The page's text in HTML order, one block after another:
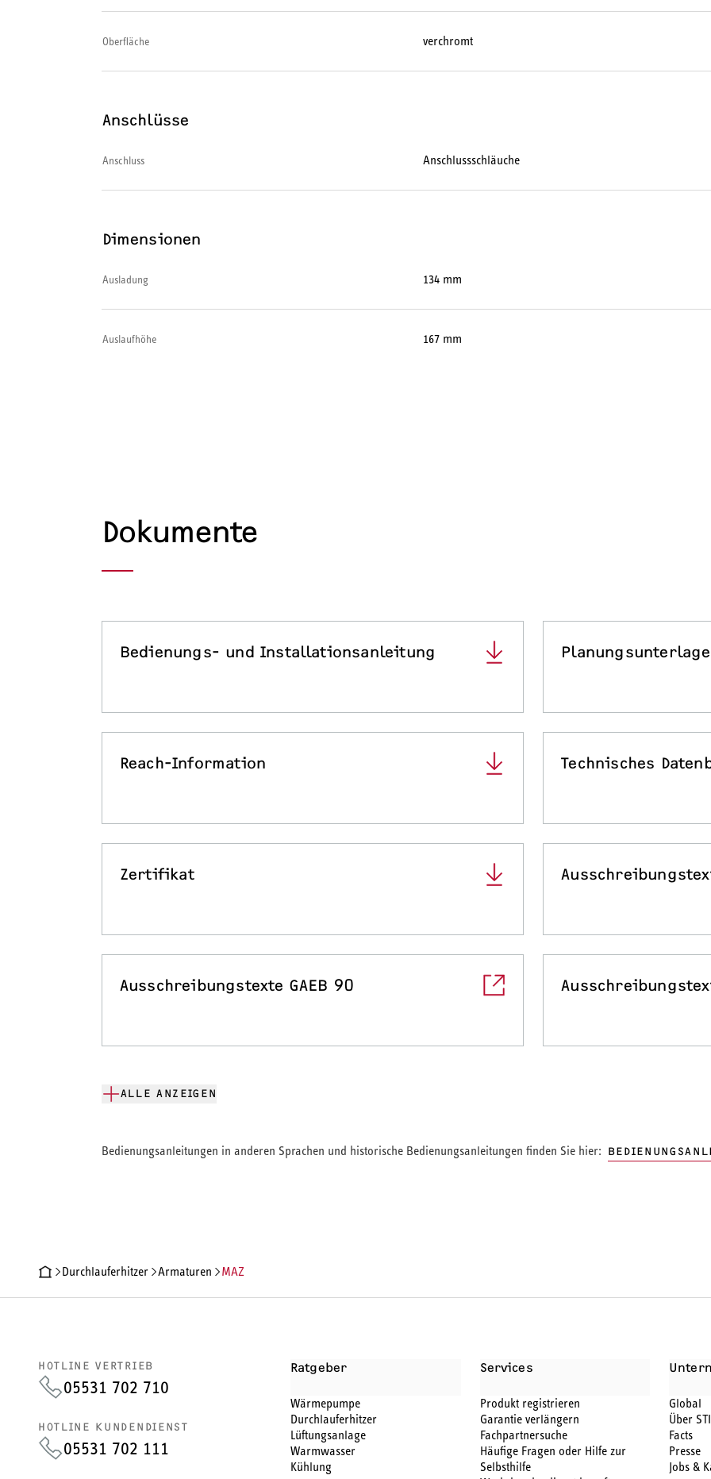
Oberfläche verchromt
Anschlüsse
Anschluss Anschlussschläuche
Dimensionen
Ausladung 134 mm
Auslaufhöhe 167 mm
Dokumente
Bedienungs- und Installationsanleitung
Reach-Information Technisches
Zertifikat
Ausschreibungstexte GAEB 90
ALLE ANZEIGEN
Bedienungsanleitungen in anderen Sprachen und historische Bedienungsanleitungen finden Sie hier:
PRODUKTDETAILSTECHNISCHE DATEN
Durchlauferhitzer Armaturen MAZ
HOTLINE VERTRIEB
05531 702 710
HOTLINE KUNDENDIENST
05531 702 111
Ratgeber
Wärmepumpe
Durchlauferhitzer
Lüftungsanlage
Warmwasser
Kühlung
Services
Produkt registrieren
Garantie verlängern
Fachpartnersuche
Häufige Fragen oder Hilfe zur
Selbsthilfe
Global
Über
Facts
Presse
Jobs &